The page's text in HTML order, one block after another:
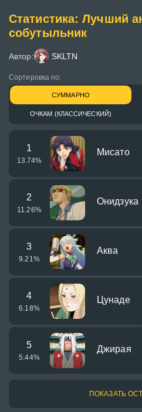
Статистика: Лучший
собутыльник
Автор: SKLTN
Сортировка по:
СУММАРНО
ОЧКАМ (КЛАССИЧЕСКИЙ)
1
13.74%
Мисато
2
11.26%
Онидзука
3
9.21%
Аква
4
6.18%
Цунаде
5
5.44%
Джирая
ПОКАЗАТЬ